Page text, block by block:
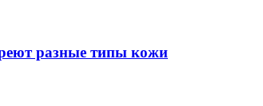
разные типы кожи